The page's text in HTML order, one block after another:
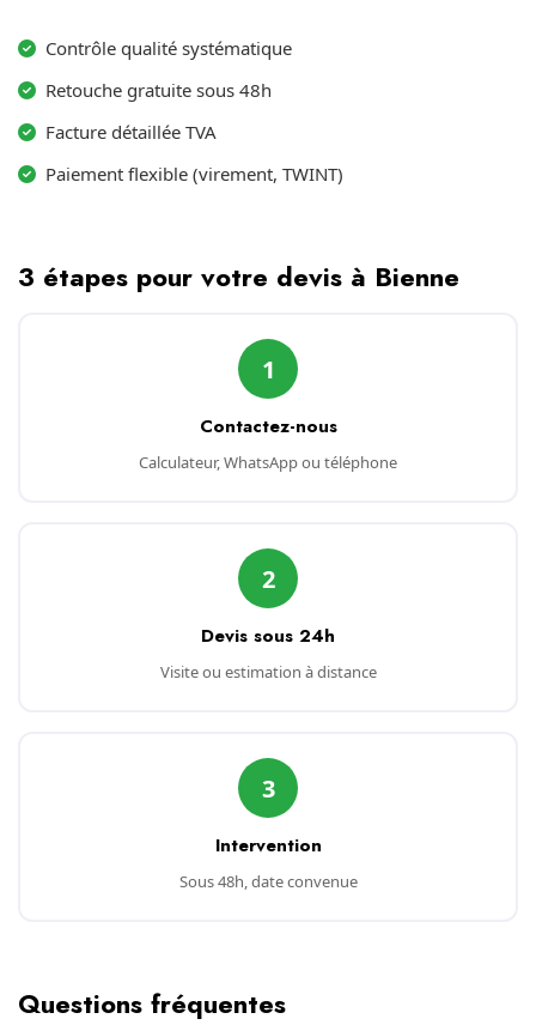
Contrôle qualité systématique
Retouche gratuite sous 48h
Facture détaillée TVA
Paiement flexible (virement, TWINT)
3 étapes pour votre devis à Bienne
1
Contactez-nous
Calculateur, WhatsApp ou téléphone
2
Devis sous 24h
Visite ou estimation à distance
3
Intervention
Sous 48h, date convenue
Questions fréquentes